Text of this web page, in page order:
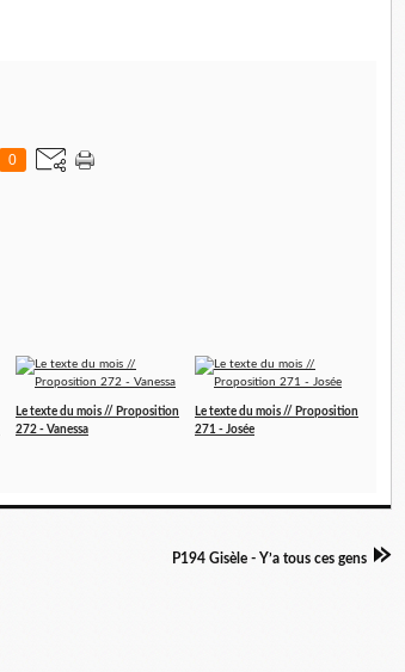
0
Le texte du mois // Proposition
272 - Vanessa
Le texte du mois // Proposition
271 - Josée
P194 Gisèle - Y’a tous ces gens